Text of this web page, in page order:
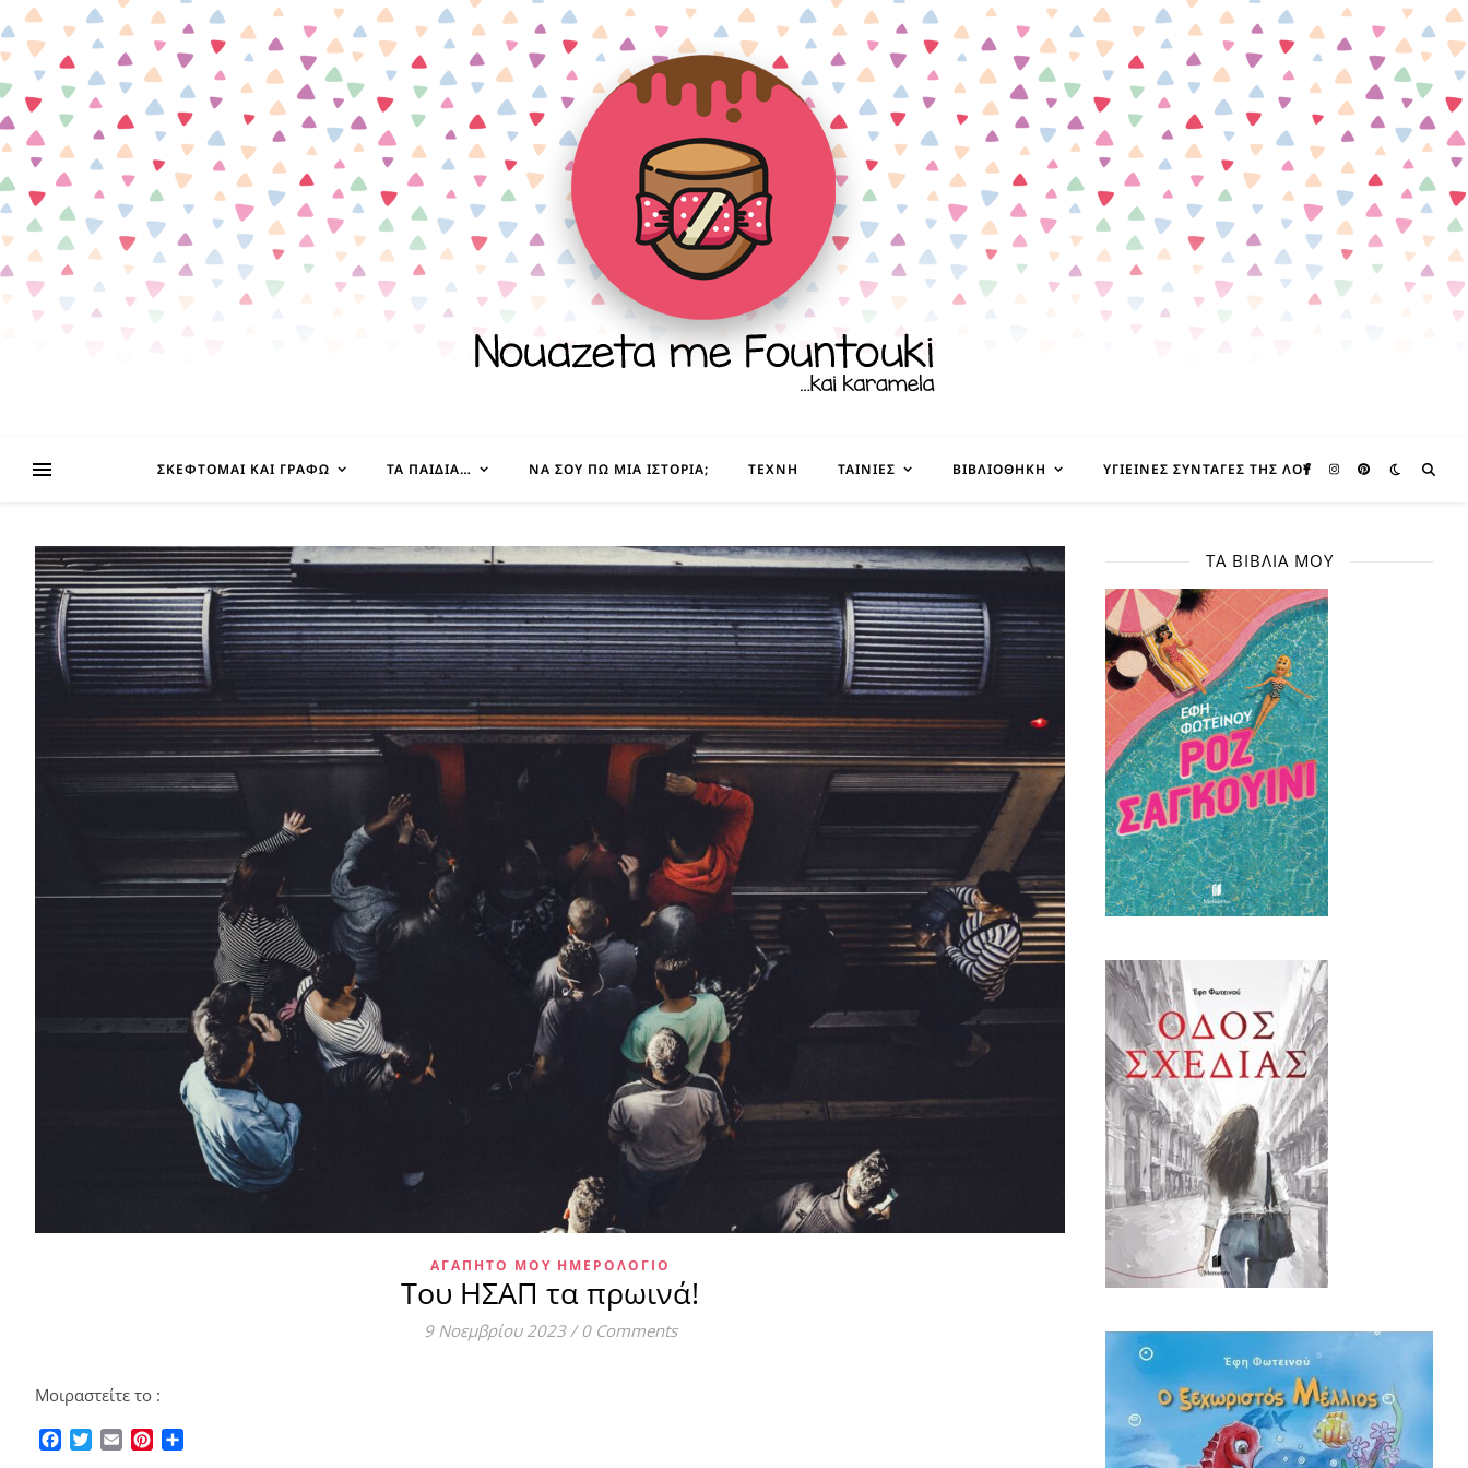
ΣΚΈΦΤΟΜΑΙ ΚΑΙ ΓΡΆΦΩ ΤΑ ΠΑΙΔΊΑ… ΝΑ ΣΟΥ ΠΩ ΜΙΑ ΙΣΤΟΡΊΑ; ΤΈΧΝΗ ΤΑΙΝΊΕΣ ΒΙΒΛΙΟΘΉΚΗ ΥΓΙΕΙΝΈΣ ΣΥΝΤΑΓΈΣ ΤΗΣ ΛΟΥ
ΑΓΑΠΗΤΌ ΜΟΥ ΗΜΕΡΟΛΌΓΙΟ
Του ΗΣΑΠ τα πρωινά!
9 Νοεμβρίου 2023 / 0 Comments
Μοιραστείτε το :
Facebook
TwitterEmailPinterest
ΤΑ ΒΙΒΛΊΑ ΜΟΥ